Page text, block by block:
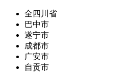
全四川省
巴中市
遂宁市
成都市
广安市
自贡市